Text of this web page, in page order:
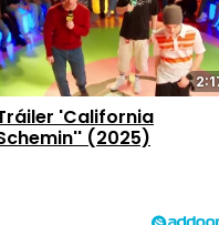
'California
(2025)